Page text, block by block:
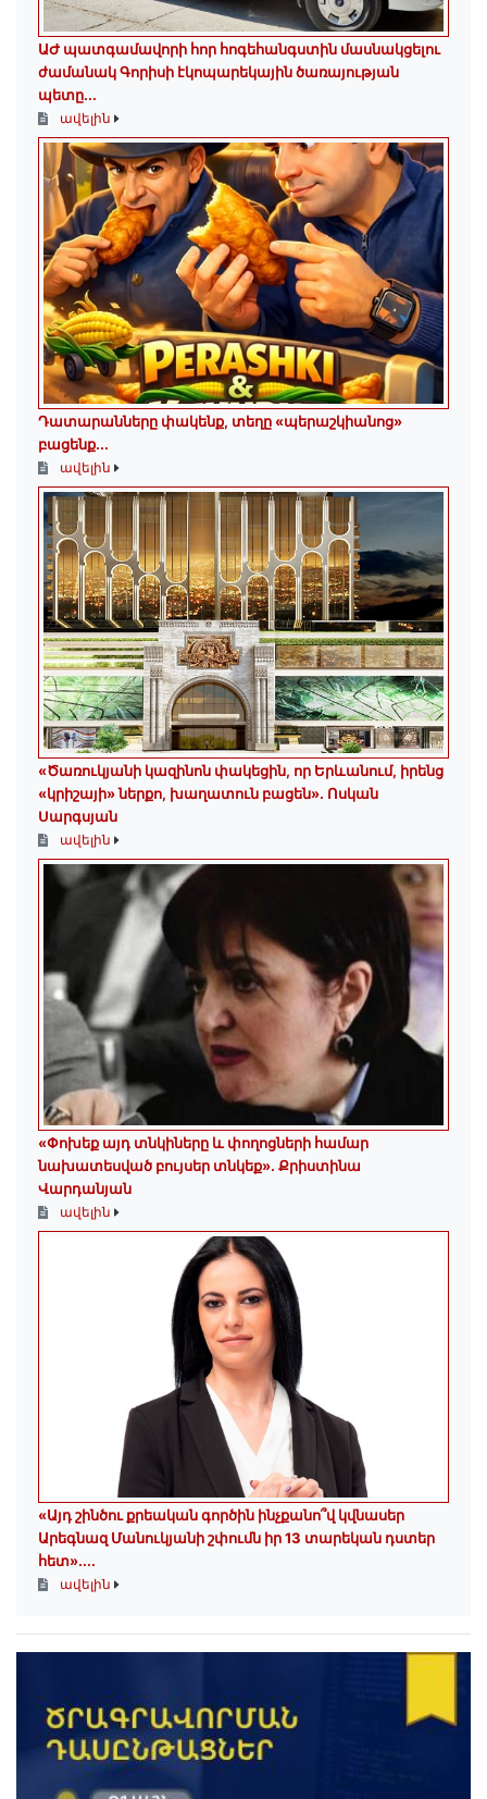
ԱԺ պատգամավորի հոր հոգեհանգստին մասնակցելու
ժամանակ Գորիսի էկոպարեկային ծառայության
պետը...
ավելին
Դատարանները փակենք, տեղը «պերաշկիանոց»
բացենք․․․
ավելին
«Ծառուկյանի կազինոն փակեցին, որ Երևանում, իրենց
«կրիշայի» ներքո, խաղատուն բացեն»․ Ոսկան
Սարգսյան
ավելին
«Փոխեք այդ տնկիները և փողոցների համար
նախատեսված բույսեր տնկեք». Քրիստինա
Վարդանյան
ավելին
«Այդ շինծու քրեական գործին ինչքանո՞վ կվնասեր
Արեգնազ Մանուկյանի շփումն իր 13 տարեկան դստեր
հետ»․...
ավելին